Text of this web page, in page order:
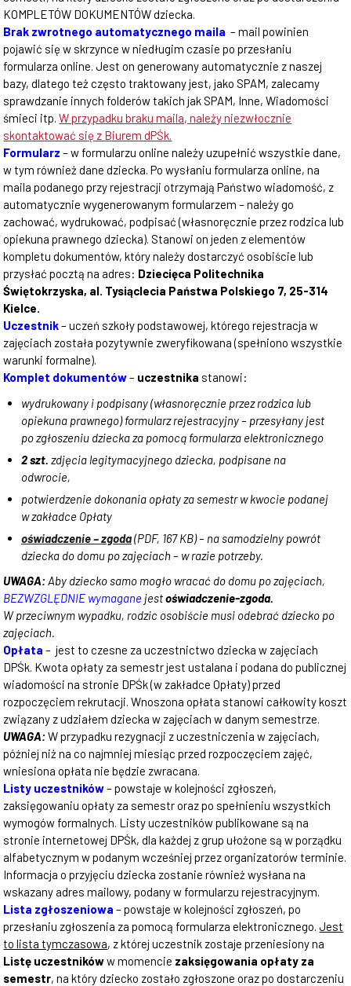
KOMPLETÓW DOKUMENTÓW dziecka.
Brak zwrotnego automatycznego maila – mail powinien
pojawić się w skrzynce w niedługim czasie po przesłaniu
formularza online. Jest on generowany automatycznie z naszej
bazy, dlatego też często traktowany jest, jako SPAM, zalecamy
sprawdzanie innych folderów takich jak SPAM, Inne, Wiadomości
śmieci itp.W przypadku braku maila, należy niezwłocznie
skontaktować się z Biurem dPŚk.
Formularz – w formularzu online należy uzupełnić wszystkie dane,
w tym również dane dziecka. Po wysłaniu formularza online, na
maila podanego przy rejestracji otrzymają Państwo wiadomość, z
automatycznie wygenerowanym formularzem – należy go
zachować, wydrukować, podpisać (własnoręcznie przez rodzica lub
opiekuna prawnego dziecka). Stanowi on jeden z elementów
kompletu dokumentów, który należy dostarczyć osobiście lub
przysłać pocztą na adres: Dziecięca Politechnika
Świętokrzyska, al. Tysiąclecia Państwa Polskiego 7, 25-314
Kielce.
Uczestnik– uczeń szkoły podstawowej, którego rejestracja w
zajęciach została pozytywnie zweryfikowana (spełniono wszystkie
warunki formalne).
Komplet dokumentów– uczestnika stanowi:
wydrukowany i podpisany (własnoręcznie przez rodzica lub
opiekuna prawnego) formularz rejestracyjny – przesyłany jest
po zgłoszeniu dziecka za pomocą formularza elektronicznego
2 szt. zdjęcia legitymacyjnego dziecka, podpisane na
odwrocie,
potwierdzenie dokonania opłaty za semestr w kwocie podanej
w zakładce Opłaty
oświadczenie – zgoda(PDF, 167 KB)– na samodzielny powrót
dziecka do domu po zajęciach – w razie potrzeby.
UWAGA:Aby dziecko samo mogło wracać do domu po zajęciach,
BEZWZGLĘDNIE wymagane jestoświadczenie-zgoda.
Wprzeciwnym wypadku, rodzic osobiście musi odebrać dziecko po
zajęciach.
Opłata – jest to czesne za uczestnictwo dziecka w zajęciach
DPŚk. Kwota opłaty za semestr jest ustalana i podana do publicznej
wiadomości na stronie DPŚk (w zakładce Opłaty) przed
rozpoczęciem rekrutacji. Wnoszona opłata stanowi całkowity koszt
związany z udziałem dziecka w zajęciach w danym semestrze.
UWAGA:W przypadku rezygnacji z uczestniczenia w zajęciach,
później niż na co najmniej miesiąc przed rozpoczęciem zajęć,
wniesiona opłata nie będzie zwracana.
Listy uczestników– powstaje w kolejności zgłoszeń,
zaksięgowaniu opłaty za semestr oraz po spełnieniu wszystkich
wymogów formalnych. Listy uczestników publikowane są na
stronie internetowej DPŚk, dla każdej z grup ułożone są w porządku
alfabetycznym w podanym wcześniej przez organizatorów terminie.
Informacja o przyjęciu dziecka zostanie również wysłana na
wskazany adres mailowy, podany w formularzu rejestracyjnym.
Lista zgłoszeniowa – powstaje w kolejności zgłoszeń, po
przesłaniu zgłoszenia za pomocą formularza elektronicznego.Jest
to lista tymczasowa, z której uczestnik zostaje przeniesiony na
Listę uczestnikóww momencie zaksięgowania opłaty za
semestr, na który dziecko zostało zgłoszone oraz po dostarczeniu